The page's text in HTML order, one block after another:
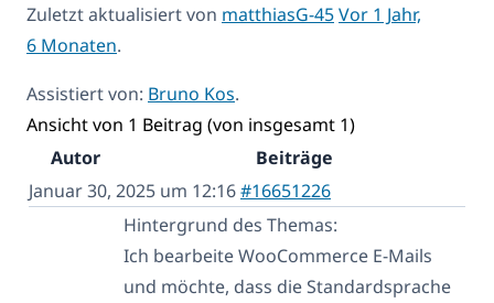
Zuletzt aktualisiert von matthiasG-45Vor 1 Jahr,
6 Monaten.
Assistiert von: Bruno Kos.
Ansicht von 1 Beitrag (von insgesamt 1)
Autor
Beiträge
Januar 30, 2025 um 12:16#16651226
Hintergrund des Themas:
Ich bearbeite WooCommerce E-Mails
und möchte, dass die Standardsprache